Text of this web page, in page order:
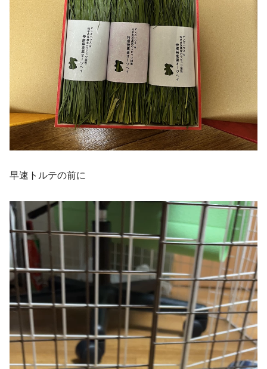
早速トルテの前に